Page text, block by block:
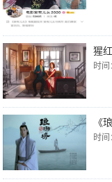
猩
时间
《
时间